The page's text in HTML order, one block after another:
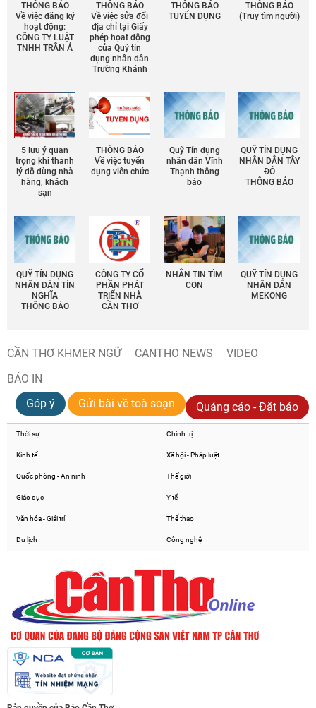
THÔNG BÁO
Về việc đăng ký
hoạt động:
CÔNG TY LUẬT
TNHH TRẦN Á
THÔNG BÁO
Về việc sửa đổi
địa chỉ tại Giấy
phép họat động
của Quỹ tín
dụng nhân dân
Trường Khánh
THÔNG BÁO
TUYỂN DỤNG
THÔNG BÁO
(Truy tìm người)
5 lưu ý quan
trọng khi thanh
lý đồ dùng nhà
hàng, khách
sạn
THÔNG BÁO
Về việc tuyển
dụng viên chức
Quỹ Tín dụng
nhân dân Vĩnh
Thạnh thông
báo
QUỸ TÍN DỤNG
NHÂN DÂN TÂY
ĐÔ
THÔNG BÁO
QUỸ TÍN DỤNG
NHÂN DÂN TÍN
NGHĨA
THÔNG BÁO
CÔNG TY CỔ
PHẦN PHÁT
TRIỂN NHÀ
CẦN THƠ
NHẮN TIN TÌM
CON
QUỸ TÍN DỤNG
NHÂN DÂN
MEKONG
CẦN THƠ KHMER NGỮ CANTHO NEWS
VIDEO
BÁO IN
Góp ý
Gửi bài về toà soạn Quảng cáo - Đặt báo
Thời sự Chính trị
Kinh tế Xã hội - Pháp luật
Quốc phòng - An ninh Thế giới
Giáo dục Y tế
Văn hóa - Giải trí Thể thao
Du lịch Công nghệ